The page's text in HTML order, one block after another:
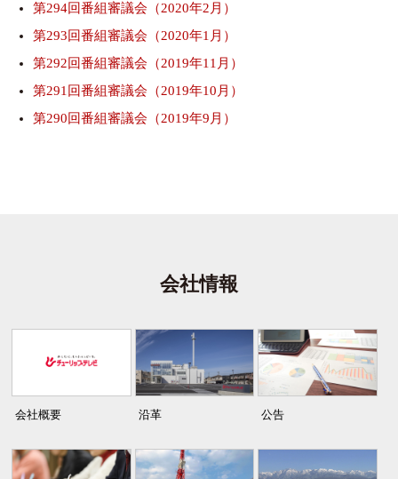
第294回番組審議会（2020年2月）
第293回番組審議会（2020年1月）
第292回番組審議会（2019年11月）
第291回番組審議会（2019年10月）
第290回番組審議会（2019年9月）
会社情報
会社概要 沿革 公告